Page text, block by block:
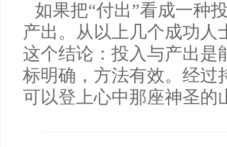
如果把“付出”看成一种
产出。从以上几个成功人
这个结论：投入与产出是
标明确，方法有效。经过
可以登上心中那座神圣的